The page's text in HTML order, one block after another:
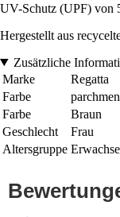
UV-Schutz (UPF) von
Hergestellt aus
Zusätzliche
Marke
Regatta
Farbe
Farbe
Braun
Geschlecht
Frau
Altersgruppe